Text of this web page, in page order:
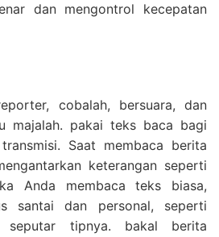
dan mengontrol kecepatan
cobalah, bersuara, dan
majalah. pakai teks baca bagi
Saat membaca berita
keterangan seperti
Anda membaca teks biasa,
santai dan personal, seperti
seputar tipnya. bakal berita